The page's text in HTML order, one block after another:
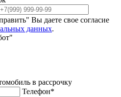
Вы даете свое согласие
данных.
в рассрочку
Телефон*